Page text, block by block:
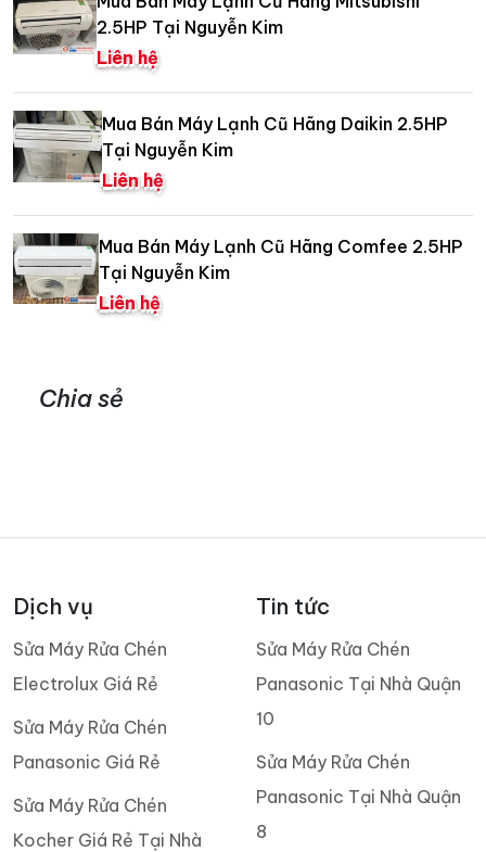
2.5HP Tại Nguyễn Kim
Liên hệ
Mua Bán Máy Lạnh Cũ Hãng Daikin 2.5HP
Tại Nguyễn Kim
Liên hệ
Mua Bán Máy Lạnh Cũ Hãng Comfee 2.5HP
Tại Nguyễn Kim
Liên hệ
Chia sẻ
Dịch vụ
Sửa Máy Rửa Chén
Electrolux Giá Rẻ
Sửa Máy Rửa Chén
Panasonic Giá Rẻ
Sửa Máy Rửa Chén
Kocher Giá Rẻ Tại Nhà
Tin tức
Sửa Máy Rửa Chén
Panasonic Tại Nhà Quận
10
Sửa Máy Rửa Chén
Panasonic Tại Nhà Quận
8